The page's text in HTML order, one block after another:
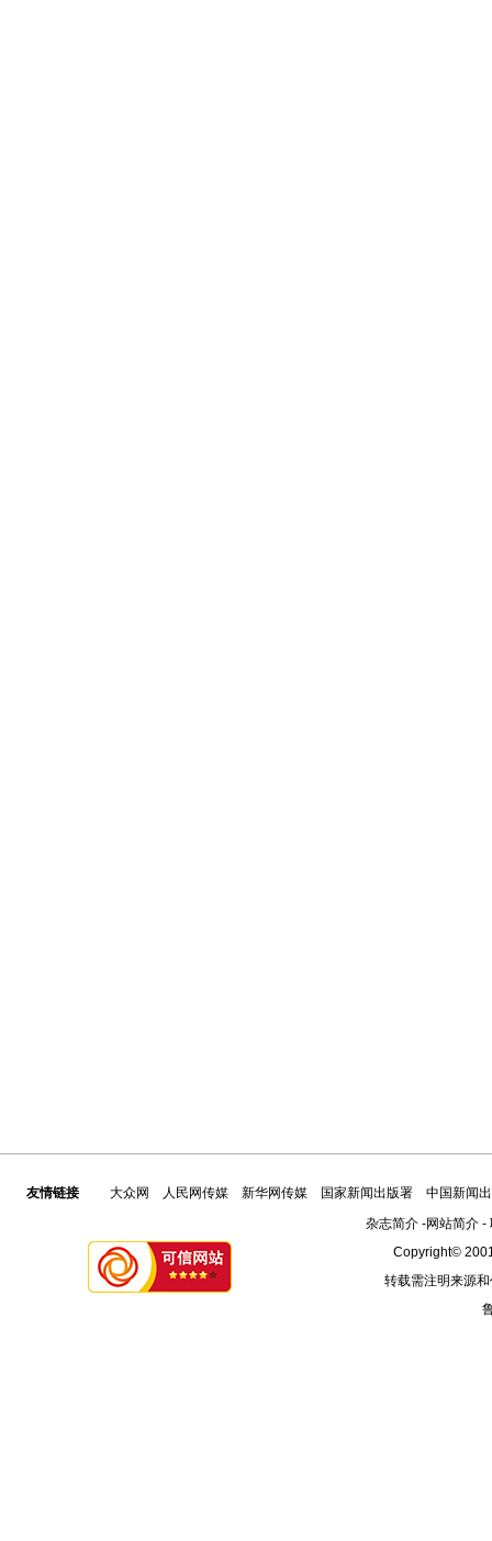
友情链接 大众网 人民网传媒 新华网传媒 国家新闻出版署
中国新闻
杂志简介-网站简介-
Copyright©
转载需注明来源